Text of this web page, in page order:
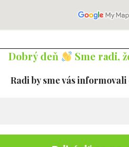
Dobrý deň Sme radi,
Radi by sme vás informovali